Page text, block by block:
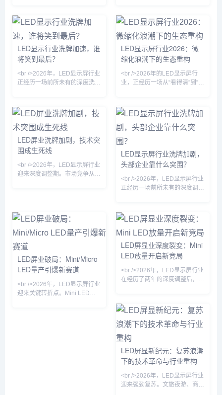
LED（P1.2以下）市占率首次超
过传统DIP产品，Mini LED背光
显示器的全球出货量同比猛增逾
150%。行业共识正在形成：单
纯的“亮度”“刷新率”指标已无法
支撑溢价，取而代之的是“场景
适配力”和“数据交互能力”。从舞
台租赁到指挥中心，从裸眼3D
的Micro LED，技术路径的竞争
愈发激烈。多家头部企业已在
COB产线上实现规模化量产，
良率与成本控制取得关键突破，
使得P1.0以下的小间距产品不再
是高端市场的专属。与此同时，
Micro LED虽然尚未完全跨越巨
量转移与修复的成本门槛，但在
LED显示行业洗牌加速，谁
将笑到最后？
<br />2026年，LED显示屏行业
正经历一场前所未有的深度洗
求萎缩等多重压力后，终于迎来
了一轮残酷的优胜劣汰。据行业
观察，头部企业通过技术降本和
渠道下沉持续扩大份额，而缺乏
核心竞争力的中小厂商则面临订
单锐减、资金链断裂的困境。这
一轮的洗牌并非简单的市场收
缩，而是产业逻辑的根本性重塑
LED显示屏行业2026：微
缩化浪潮下的生态重构
<br />2026年的LED显示屏行
业，正经历一场从“看得清”到“看
巨量转移环节实现了良率跃升，
将像素间距从P0.9进一步压缩至
P0.3以下。这不再是单纯的参数
竞赛，而是半导体工艺与显示工
程的深度耦合。行业内部人士透
露，采用激光剥离与新型印章转
移技术的产线，已能完成单批次
率降至百万分之一量级。这一突
破直接
LED屏业洗牌加剧，技术突
围成生死线
<br />2026年，LED显示屏行业
迎来深度调整期。市场竞争从增
关停产线或转型代工，而头部企
业则通过产能整合与渠道下沉进
一步扩大份额。这一轮洗牌并非
简单的周期波动，而是技术迭代
与需求升级共同作用的结果。
<br /><br /><br />在行业整体承
压的背景下，技术路线之争成为
决定企业
LED显示屏行业洗牌加剧，
头部企业靠什么突围？
<br />2026年，LED显示屏行业
正经历一场前所未有的深度调
酷的优胜劣汰。随着市场需求增
速放缓，中小厂商的生存空间被
急剧压缩，而头部企业则通过规
模效应和技术壁垒进一步巩固地
位。这一轮洗牌并非简单的市场
波动，而是产业从粗放式扩张转
向精细化运营的必然阵痛。<br
/><br /><br />推动此轮洗牌的深
LED屏业破局：Mini/Micro
LED量产引爆新赛道
<br />2026年，LED显示屏行业
迎来关键转折点。Mini LED与
LED屏显业深度裂变：Mini
LED放量开启新竞局
<br />2026年，LED显示屏行业
在经历了两年的深度调整后，呈
摄、以及商业地产的裸眼3D大
屏成为拉动增长的三驾马车。尤
其在文旅夜游和赛事经济带动
下，小间距及微间距产品的出货
量同比增幅显著。产业链上游的
芯片厂和封装厂稼动率回升至健
康水平，渠道库存回归良性。但
式，头部企业与中小厂商的订单
分化加剧，行业整体呈现出“总
LED屏显新纪元：复苏浪潮
下的技术革命与行业重构
<br />2026年，LED显示屏行业
迎来强劲复苏。文旅夜游、商业